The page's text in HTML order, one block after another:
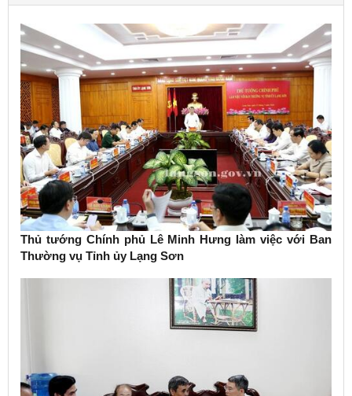
Thủ tướng Chính phủ Lê Minh Hưng làm việc với Ban
Thường vụ Tỉnh ủy Lạng Sơn